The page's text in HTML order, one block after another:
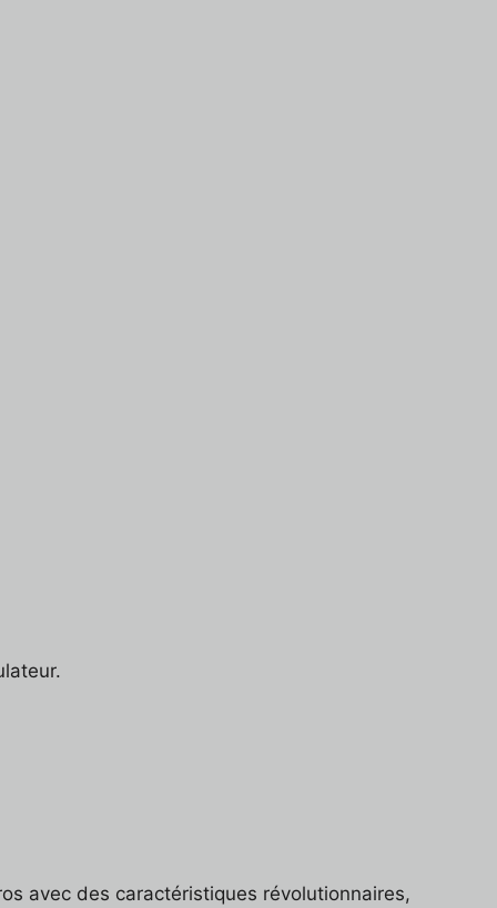
avec des caractéristiques révolutionnaires,